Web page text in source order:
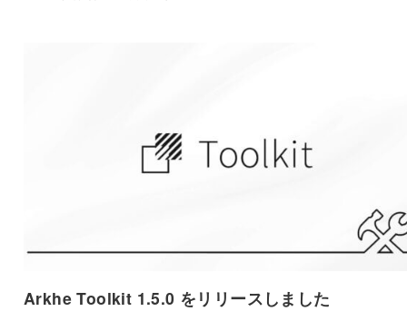
Arkhe Toolkit 1.5.0 をリリースしました